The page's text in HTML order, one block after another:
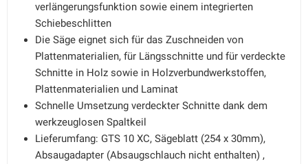
verlängerungsfunktion sowie einem integrierten
Schiebeschlitten
Die Säge eignet sich für das Zuschneiden von
Plattenmaterialien, für Längsschnitte und für verdeckte
Schnitte in Holz sowie in Holzverbundwerkstoffen,
Plattenmaterialien und Laminat
Schnelle Umsetzung verdeckter Schnitte dank dem
werkzeuglosen Spaltkeil
Lieferumfang: GTS 10 XC, Sägeblatt (254 x 30mm),
Absaugadapter (Absaugschlauch nicht enthalten) ,